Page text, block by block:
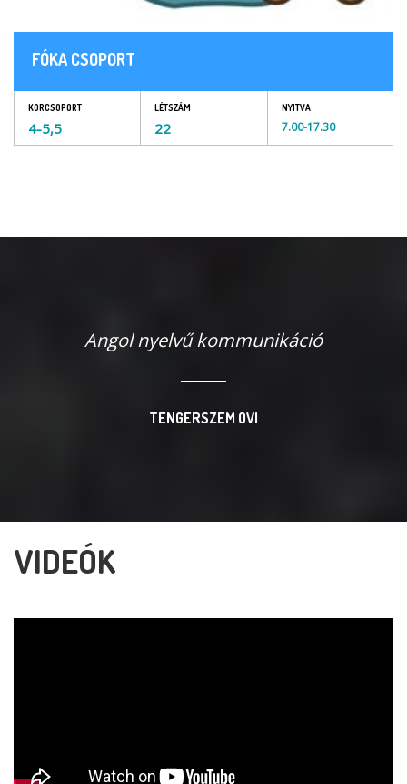
FÓKA CSOPORT
KORCSOPORT
4-5,5
LÉTSZÁM
22
NYITVA
7.00-17.30
Angol nyelvű kommunikáció
TENGERSZEM OVI
VIDEÓK